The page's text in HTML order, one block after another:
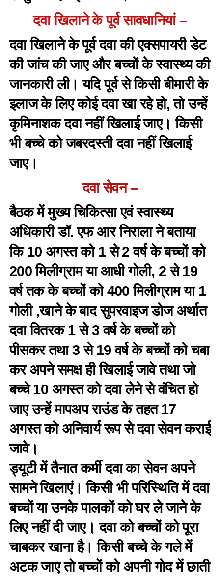
दवा खिलाने के पूर्व सावधानियां –
दवा खिलाने के पूर्व दवा की एक्सपायरी डेट
की जांच की जाए और बच्चों के स्वास्थ्य की
जानकारी ली। यदि पूर्व से किसी बीमारी के
इलाज के लिए कोई दवा खा रहे हो, तो उन्हें
कृमिनाशक दवा नहीं खिलाई जाए। किसी
भी बच्चे को जबरदस्ती दवा नहीं खिलाई
जाए।
दवा सेवन –
बैठक में मुख्य चिकित्सा एवं स्वास्थ्य
अधिकारी डॉ. एफ आर निराला ने बताया
कि 10 अगस्त को 1 से 2 वर्ष के बच्चों को
200 मिलीग्राम या आधी गोली, 2 से 19
वर्ष तक के बच्चों को 400 मिलीग्राम या 1
गोली ,खाने के बाद सुपरवाइज डोज अर्थात
दवा वितरक 1 से 3 वर्ष के बच्चों को
पीसकर तथा 3 से 19 वर्ष के बच्चों को चबा
कर अपने समक्ष ही खिलाई जावे तथा जो
बच्चे 10 अगस्त को दवा लेने से वंचित हो
जाए उन्हें मापअप राउंड के तहत 17
अगस्त को अनिवार्य रूप से दवा सेवन कराई
जावे।
ड्यूटी में तैनात कर्मी दवा का सेवन अपने
सामने खिलाएं। किसी भी परिस्थिति में दवा
बच्चों या उनके पालकों को घर ले जाने के
लिए नहीं दी जाए। दवा को बच्चों को पूरा
चाबकर खाना है। किसी बच्चे के गले में
अटक जाए तो बच्चों को अपनी गोद में छाती